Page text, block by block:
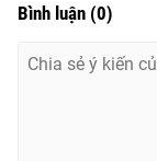
thuận bằng văn
Bình luận (0)